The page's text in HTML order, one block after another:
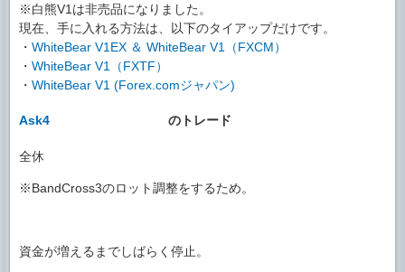
※白熊V1は非売品になりました。
現在、手に入れる方法は、以下のタイアップだけです。
・ WhiteBear V1EX ＆ WhiteBear V1（FXCM）
・ WhiteBear V1（FXTF）
・ WhiteBear V1 (Forex.comジャパン)
Ask4 のトレード
全休
※BandCross3のロット調整をするため。
資金が増えるまでしばらく停止。